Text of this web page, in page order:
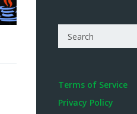
Terms of Service
Privacy Policy